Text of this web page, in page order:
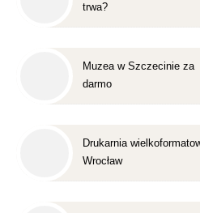
trwa?
Muzea w Szczecinie za
darmo
Drukarnia
Wrocław